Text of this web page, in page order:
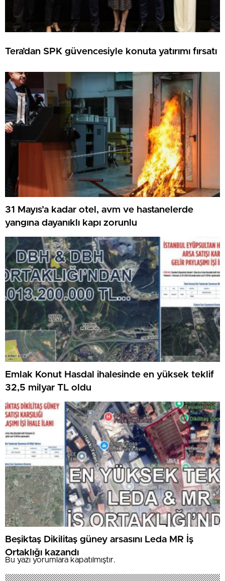
Tera’dan SPK güvencesiyle konuta yatırımı fırsatı
31 Mayıs’a kadar otel, avm ve hastanelerde
yangına dayanıklı kapı zorunlu
Emlak Konut Hasdal ihalesinde en yüksek teklif
32,5 milyar TL oldu
Beşiktaş Dikilitaş güney arsasını Leda MR İş
Ortaklığı kazandı
Bu yazı yorumlara kapatılmıştır.